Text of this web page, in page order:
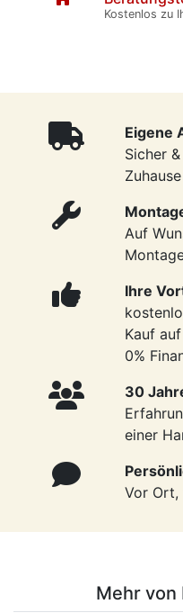
Kostenlos zu
Eigene
Sicher
Zuhause
Auf
Ihre
Kauf
0%
30
einer
Vor Ort,
Mehr von